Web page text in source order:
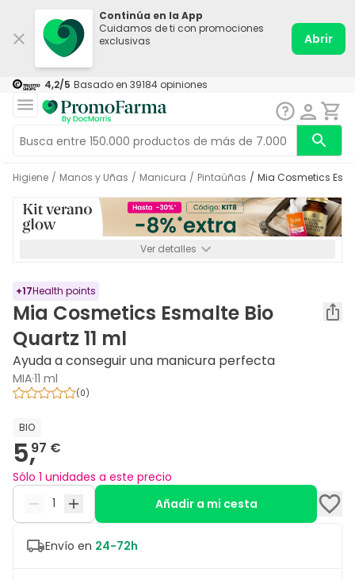
Continúa en la App
Cuidamos de ti con promociones
exclusivas
Abrir
4,2/5 Basado en 39184 opiniones
Higiene / Manos y Uñas / Manicura / Pintaúñas / Mia Cosmetics
Ver detalles
+17Health points
Mia Cosmetics Esmalte Bio
Quartz 11 ml
Ayuda a conseguir una manicura perfecta
MIA·11 ml
(0)
BIO
5,97 €
Sólo 1 unidades a este precio
Añadir a mi cesta
Envío en 24-72h